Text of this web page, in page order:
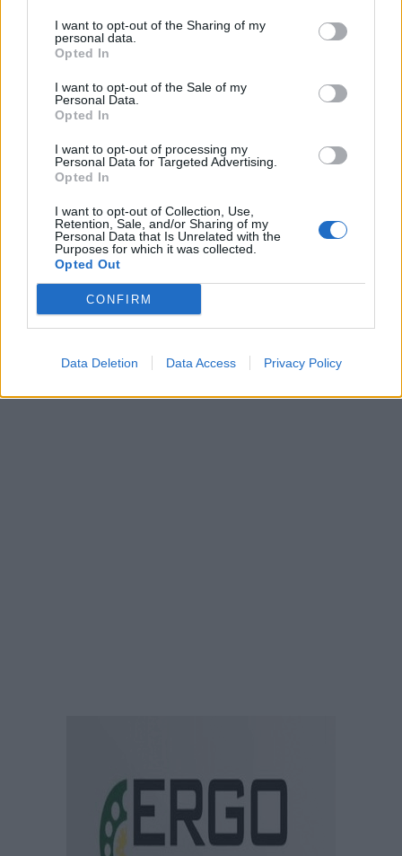
I want to opt-out of the Sharing of my
personal data.
Opted In
I want to opt-out of the Sale of my
Personal Data.
Opted In
I want to opt-out of processing my
Personal Data for Targeted Advertising.
Opted In
I want to opt-out of Collection, Use,
Retention, Sale, and/or Sharing of my
Personal Data that Is Unrelated with the
Purposes for which it was collected.
Opted Out
CONFIRM
Data Deletion Data Access Privacy Policy
Δημόσιο εν γένει, τα νομικά πρόσωπα δημοσίου
δικαίου, τους οργανισμούς τοπικής αυτοδιοίκησης
και τα νομικά πρόσωπά τους, τα ασφαλιστικά
ταμεία και τους παρόχους υπηρεσιών πληρωμών,
δεν υπόκειται σε οποιοδήποτε τέλος, εισφορά ή
άλλη κράτηση υπέρ του Δημοσίου ή του
Ασφάλισης (e-Ε.Φ.Κ.Α.) και δεν λαμβάνεται υπόψη
στα εισοδηματικά όρια για την καταβολή
οποιασδήποτε παροχής κοινωνικού ή προνοιακού
χαρακτήρα.
iefimerida.gr